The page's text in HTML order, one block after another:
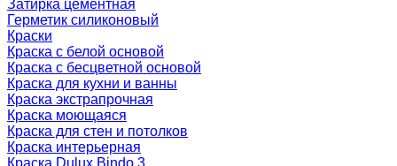
Затирка цементная
Герметик силиконовый
Краски
Краска с белой основой
Краска с бесцветной основой
Краска для кухни и ванны
Краска экстрапрочная
Краска моющаяся
Краска для стен и потолков
Краска интерьерная
Краска Dulux Bindo 3